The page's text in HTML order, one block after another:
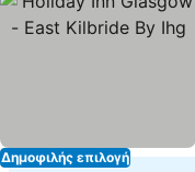
Δημοφιλής επιλογή